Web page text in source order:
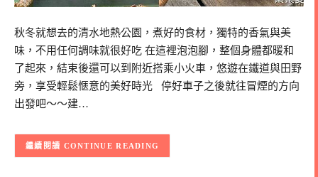
秋冬就想去的清水地熱公園，煮好的食材，獨特的香氣與美
味，不用任何調味就很好吃 在這裡泡泡腳，整個身體都暖和
了起來，結束後還可以到附近搭乘小火車，悠遊在鐵道與田野
旁，享受輕鬆愜意的美好時光 停好車子之後就往冒煙的方向
出發吧～～建…
CONTINUE READING